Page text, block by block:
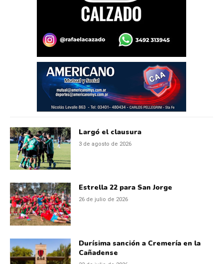
Largó el clausura
3 de agosto de 2026
Estrella 22 para San Jorge
26 de julio de 2026
Durísima sanción a Cremería en la
Cañadense